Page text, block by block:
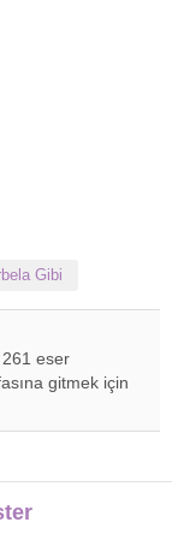
Gibi
eser
gitmek için